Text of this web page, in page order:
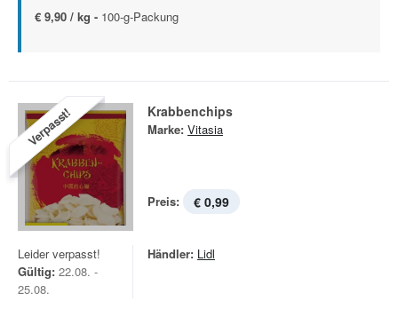
€ 9,90 / kg - 100-g-Packung
Verpasst! Krabbenchips
Marke: Vitasia
Preis: € 0,99
Leider verpasst!
Gültig: 22.08. -
25.08.
Händler: Lidl